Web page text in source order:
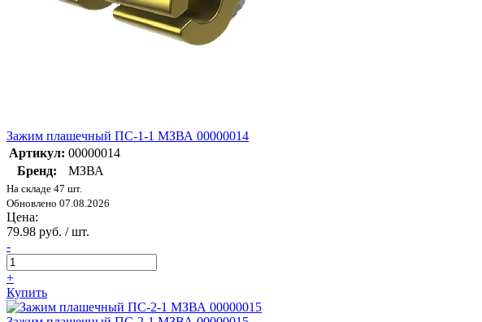
Зажим плашечный ПС-1-1 МЗВА 00000014
Артикул: 00000014
Бренд:
МЗВА
На складе 47 шт.
Обновлено 07.08.2026
Цена:
79.98 руб. / шт.
-
+
Купить